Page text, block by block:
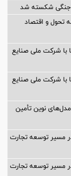
جنگی شکسته شد
تحول و اقتصاد
با شرکت ملی صنایع
با شرکت ملی صنایع
نوین تأمین
مسیر توسعه تجارت
مسیر توسعه تجارت